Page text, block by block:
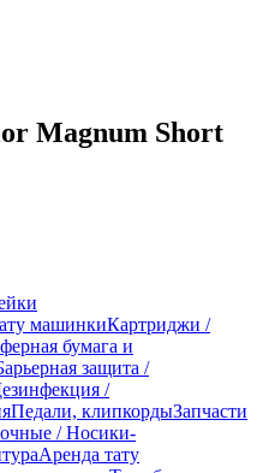
Magnum Short
машинкиКартриджи /
бумага и
защита /
/
Педали, клипкордыЗапчасти
/ Носики-
Аренда тату